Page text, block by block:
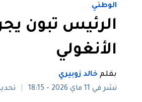
الوطني
الرئيس تبون
الأنغولي
بقلم خالد زوبيري
نشر في 11 ماي 2026 - 18:15
تحديث في 12